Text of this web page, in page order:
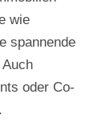
wie
spannende
oder Co-